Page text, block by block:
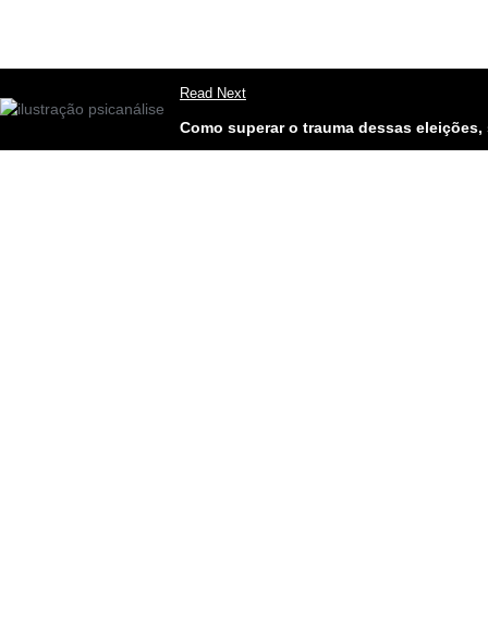
Read Next
Como superar o trauma dessas